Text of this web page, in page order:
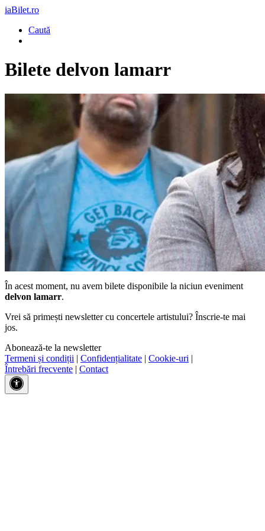
iaBilet.ro
Caută
Bilete delvon lamarr
În acest moment, nu avem bilete disponibile la niciun eveniment
delvon lamarr.
Vrei să primești newsletter cu concertele artistului? Înscrie-te mai
jos.
Abonează-te la newsletter
Termeni și condiții | Confidențialitate | Cookie-uri |
Întrebări frecvente | Contact